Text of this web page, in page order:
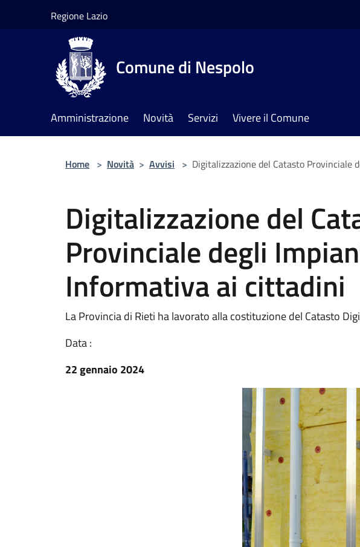
Regione Lazio
Comune di Nespolo
Amministrazione Novità Servizi Vivere il Comune
Home > Novità > Avvisi > Digitalizzazione del Catasto
Digitalizzazione del
Provinciale degli
Informativa ai cittadini
La Provincia di Rieti ha lavorato alla costituzione del Catasto
Data :
22 gennaio 2024